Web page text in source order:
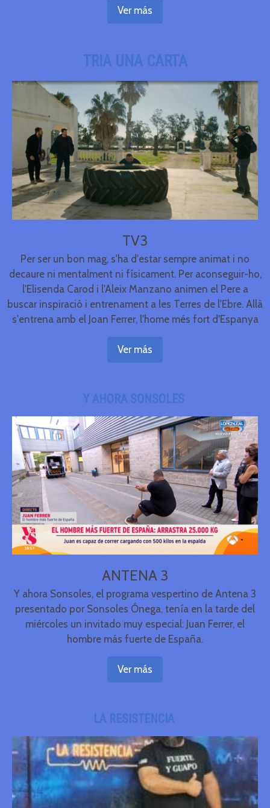
Ver más
TRIA UNA CARTA
TV3
Per ser un bon mag, s'ha d'estar sempre animat i no
decaure ni mentalment ni físicament. Per aconseguir-ho,
l'Elisenda Carod i l'Aleix Manzano animen el Pere a
buscar inspiració i entrenament a les Terres de l'Ebre. Allà
s'entrena amb el Joan Ferrer, l'home més fort d'Espanya
Ver más
Y AHORA SONSOLES
ANTENA 3
Y ahora Sonsoles, el programa vespertino de Antena 3
presentado por Sonsoles Ónega, tenía en la tarde del
miércoles un invitado muy especial: Juan Ferrer, el
hombre más fuerte de España.
Ver más
LA RESISTENCIA